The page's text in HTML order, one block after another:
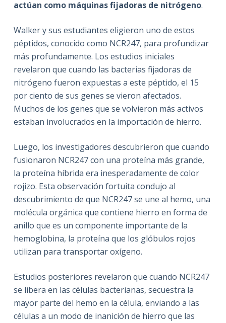
actúan como máquinas fijadoras de nitrógeno.
Walker y sus estudiantes eligieron uno de estos
péptidos, conocido como NCR247, para profundizar
más profundamente. Los estudios iniciales
revelaron que cuando las bacterias fijadoras de
nitrógeno fueron expuestas a este péptido, el 15
por ciento de sus genes se vieron afectados.
Muchos de los genes que se volvieron más activos
estaban involucrados en la importación de hierro.
Luego, los investigadores descubrieron que cuando
fusionaron NCR247 con una proteína más grande,
la proteína híbrida era inesperadamente de color
rojizo. Esta observación fortuita condujo al
descubrimiento de que NCR247 se une al hemo, una
molécula orgánica que contiene hierro en forma de
anillo que es un componente importante de la
hemoglobina, la proteína que los glóbulos rojos
utilizan para transportar oxígeno.
Estudios posteriores revelaron que cuando NCR247
se libera en las células bacterianas, secuestra la
mayor parte del hemo en la célula, enviando a las
células a un modo de inanición de hierro que las